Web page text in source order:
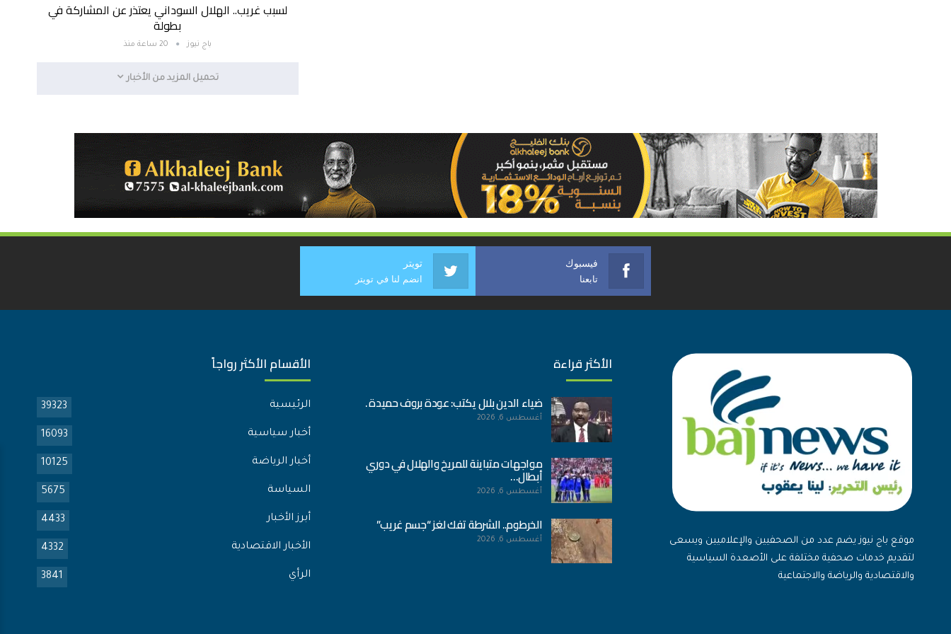
لسبب غريب.. الهلال السوداني يعتذر عن المشاركة في
بطولة
باج نيوز 20 ساعة منذ
تحميل المزيد من الأخبار
فيسبوك
تابعنا
تويتر
انضم لنا في تويتر
موقع باج نيوز يضم عدد من الصحفيين والإعلاميين ويسعى
لتقديم خدمات صحفية مختلفة على الأصعدة السياسية
والاقتصادية والرياضة والاجتماعية
الأكثر قراءة
ضياء الدين بلال يكتب: عودة بروف حميدة .
أغسطس 6, 2026
مواجهات متباينة للمريخ والهلال في دوري
أبطال…
أغسطس 6, 2026
الخرطوم.. الشرطة تفك لغز “جسم غريب”
أغسطس 6, 2026
الأقسام الأكثر رواجاً
الرئيسية 39323
أخبار سياسية 16093
أخبار الرياضة 10125
السياسة 5675
أبرز الأخبار 4433
الأخبار الاقتصادية 4332
الرأي 3841